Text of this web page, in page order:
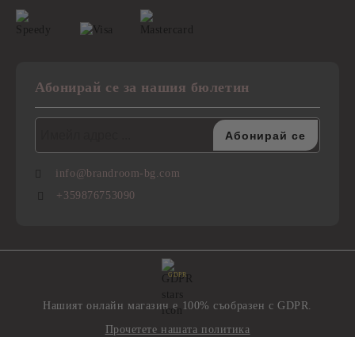
Абонирай се за нашия бюлетин
info@brandroom-bg.com
+359876753090
GDPR
Нашият онлайн магазин е 100% съобразен с GDPR.
Прочетете нашата политика